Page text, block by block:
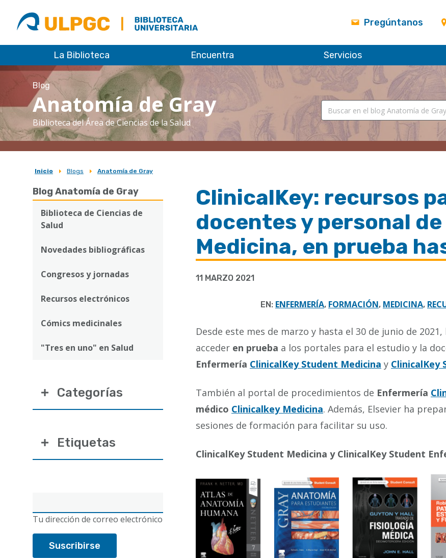
ULPGC
Biblioteca
ULPGC
Pregúntanos
La Biblioteca Encuentra Servicios
Blog
Anatomía de Gray
Biblioteca del Área de Ciencias de la Salud
Sobrescribir
enlaces
de
ayuda
la
Inicio Blogs Anatomía de Gray
Blog Anatomía de Gray
Biblioteca de Ciencias de
Salud
Novedades bibliográficas
Congresos y jornadas
Recursos electrónicos
Cómics medicinales
"Tres en uno" en Salud
electrónico
Tu dirección de correo electrónico
Categorías
Etiquetas
ClinicalKey: recursos
docentes y personal
Medicina, en prueba
11 MARZO 2021
EN: ENFERMERÍA, FORMACIÓN, MEDICINA,
Desde este mes de marzo y hasta el 30 de junio de
acceder en prueba a los portales para el estudio y la
Enfermería ClinicalKey Student Medicina y ClinicalKey
También al portal de procedimientos de Enfermería
médico Clinicalkey Medicina. Además, Elsevier ha
sesiones de formación para facilitar su uso.
ClinicalKey Student Medicina y ClinicalKey Student